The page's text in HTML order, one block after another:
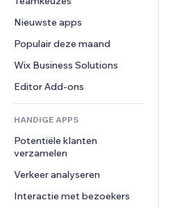
Conversie
Opslagoplossingen
Dropshipping
Prijzen en abonnementen
Crowdfunding
Eten en drinken
PDF
Bestanden delen
Nieuws
Pagina templates
Afbeeldingseffecten
Knoppen en menu's
Banners en badges
Rekenmachines
Zoeken
Weer
Grafieken en tabellen
Enquêtes
Chat
Opmerkingen
Telefoonnummer
Community
Beoordelingen en testimonials
CRM
Nieuwste apps
Populair deze maand
Wix Business Solutions
Editor Add-ons
HANDIGE APPS
Potentiële klanten
verzamelen
Verkeer analyseren
Interactie met bezoekers